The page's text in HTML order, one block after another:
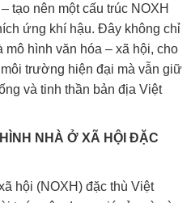
tạo nên một cấu trúc NOXH
ứng khí hậu. Đây không chỉ
mô hình văn hóa – xã hội, cho
trường hiện đại mà vẫn giữ
và tinh thần bản địa Việt
NHÀ Ở XÃ HỘI ĐẶC
hội (NOXH) đặc thù Việt